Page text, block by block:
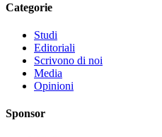
Categorie
Studi
Editoriali
Scrivono di noi
Media
Opinioni
Sponsor